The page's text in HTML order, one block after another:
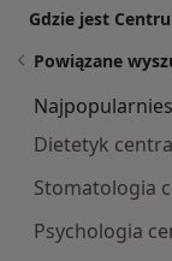
Gdzie jest
Powiązane
Dietetyk
Stomatologia
Psychologia